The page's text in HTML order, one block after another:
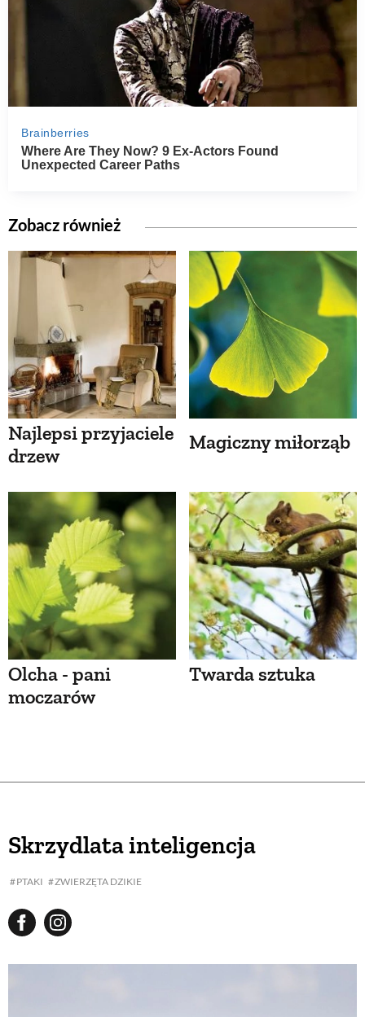
Zobacz również
Najlepsi przyjaciele
drzew
Magiczny miłorząb
Olcha - pani
moczarów
Twarda sztuka
Skrzydlata inteligencja
PTAKI ZWIERZĘTA DZIKIE